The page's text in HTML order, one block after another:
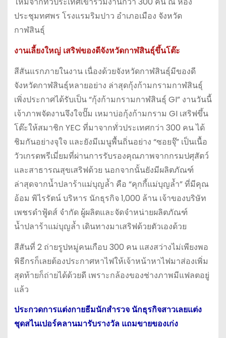
ประชุมทศพร โรงแรมริมปาว อำเภอเมือง จังหวัด
กาฬสินธุ์
งานเลี้ยงใหญ่ เสริฟของดีจังหวัดกาฬสินธุ์ขึ้นโต๊ะ
สีสันแรกภายในงาน เนื่องด้วยจังหวัดกาฬสินธุ์มีของดี
จังหวัดกาฬสินธุ์หลายอย่าง ล่าสุดกุ้งก้ามกรามกาฬสินธุ์
เพิ่งประกาศได้รับเป็น “กุ้งก้ามกรามกาฬสินธุ์ GI” งานวันนี้
เจ้าภาพจัดงานจึงใจปั๊ม เหมาบ่อกุ้งก้ามกราม GI เสริฟขึ้น
โต๊ะให้สมาชิก YEC ที่มาจากทั่วประเทศกว่า 300 คน ได้
ชิมกันอย่างจุใจ และยังมีเมนูพื้นถิ่นอย่าง “ซอยจุ๊” เป็นเนื้อ
วัวเกรดพรีเมี่ยมที่ผ่านการรับรองคุณภาพจากกรมปศุสัตว์
และสาธารณสุขเสริฟด้วย นอกจากนั้นยังมีผลิตภัณฑ์
ล่าสุดจากน้ำปลาร้าแม่บุญล้ำ คือ “คุกกี้แม่บุญล้ำ” ที่มีคุณ
อ้อม พิไรรัตน์ บริหาร นักธุรกิจ 1,000 ล้าน เจ้าของบริษัท
เพชรดำฟู้ดส์ จำกัด ผู้ผลิตและจัดจำหน่ายผลิตภัณฑ์
น้ำปลาร้าแม่บุญล้ำ เดินทางมาเสริฟด้วยตัวเองด้วย
สีสันที่ 2 ถ่ายรูปหมู่คนเกือบ 300 คน แสงสว่างไม่เพียงพอ
พิธีกรก็เลยต้องประกาศหาไฟให้เจ้าหน้าหาไฟมาส่องเพิ่ม
สุดท้ายก็ถ่ายได้ด้วยดี เพราะกล้องของช่างภาพมีแฟลตอยู่
แล้ว
ประกวดการแต่งกายธีมนักสำรวจ นักธุรกิจสาวเลยแต่ง
ชุดสไนเปอร์คลานมารับรางวัล แถมขายของเก่ง